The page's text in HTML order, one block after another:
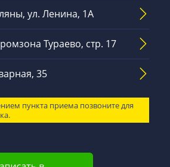
ул. Ленина, 1А
Тураево, стр. 17
35
пункта приема позвоните для